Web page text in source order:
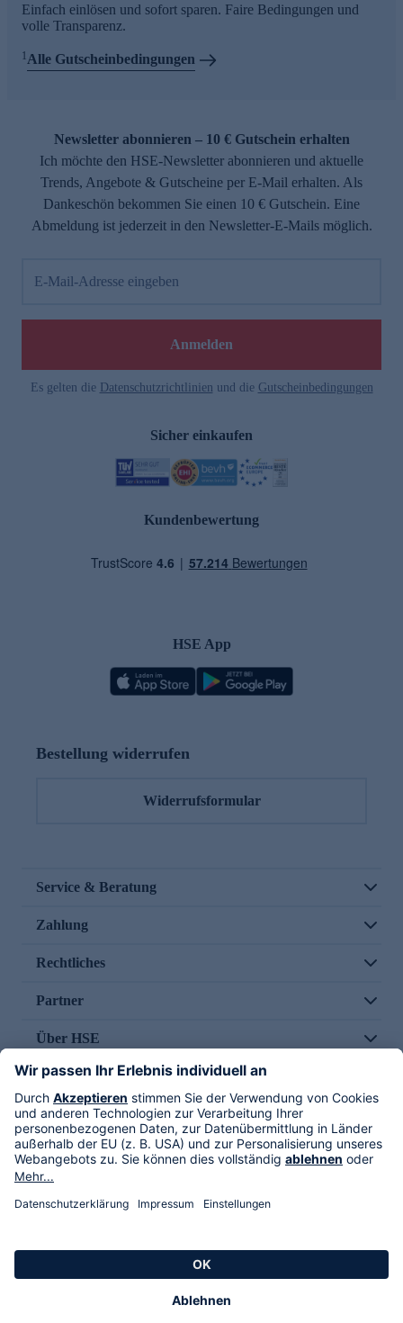
Einfach einlösen und sofort sparen. Faire Bedingungen und
volle Transparenz.
1Alle Gutscheinbedingungen
Newsletter abonnieren – 10 € Gutschein erhalten
Ich möchte den HSE-Newsletter abonnieren und aktuelle
Trends, Angebote & Gutscheine per E-Mail erhalten. Als
Dankeschön bekommen Sie einen 10 € Gutschein. Eine
Abmeldung ist jederzeit in den Newsletter-E-Mails möglich.
E-Mail-Adresse eingeben
Anmelden
Es gelten die Datenschutzrichtlinien und die Gutscheinbedingungen
Sicher einkaufen
Kundenbewertung
HSE App
Bestellung widerrufen
Widerrufsformular
Service & Beratung
Zahlung
Rechtliches
Partner
Über HSE
Im TV
HSE International